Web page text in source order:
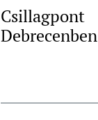
Csillagpont
Debrecenben